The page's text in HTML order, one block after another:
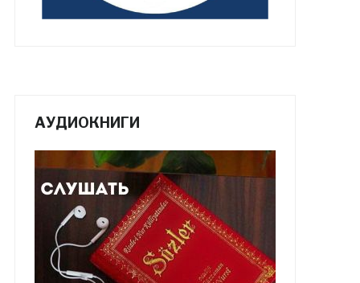
АУДИОКНИГИ